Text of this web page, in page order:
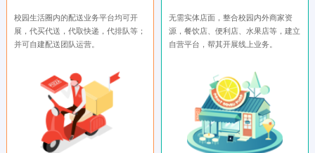
校园生活圈内的配送业务平台均可开
展，代买代送，代取快递，代排队等；
并可自建配送团队运营。
无需实体店面，整合校园内外商家资
源，餐饮店、便利店、水果店等，建立
自营平台，帮其开展线上业务。